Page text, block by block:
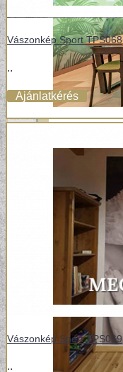
Vászonkép Sport TPS068
..
Ajánlatkérés
Vászonkép Sport TPS069
..